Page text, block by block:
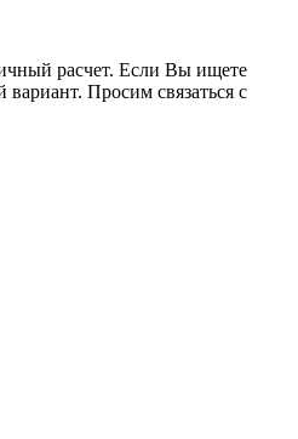
расчет. Если Вы ищете
Просим связаться с